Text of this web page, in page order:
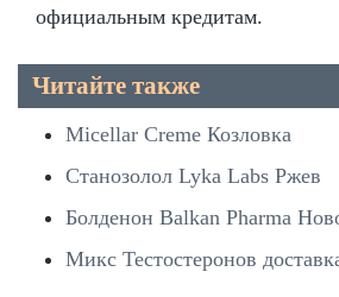
официальным кредитам.
Читайте также
Micellar Creme Козловка
Станозолол Lyka Labs Ржев
Болденон Balkan Pharma
Микс Тестостеронов